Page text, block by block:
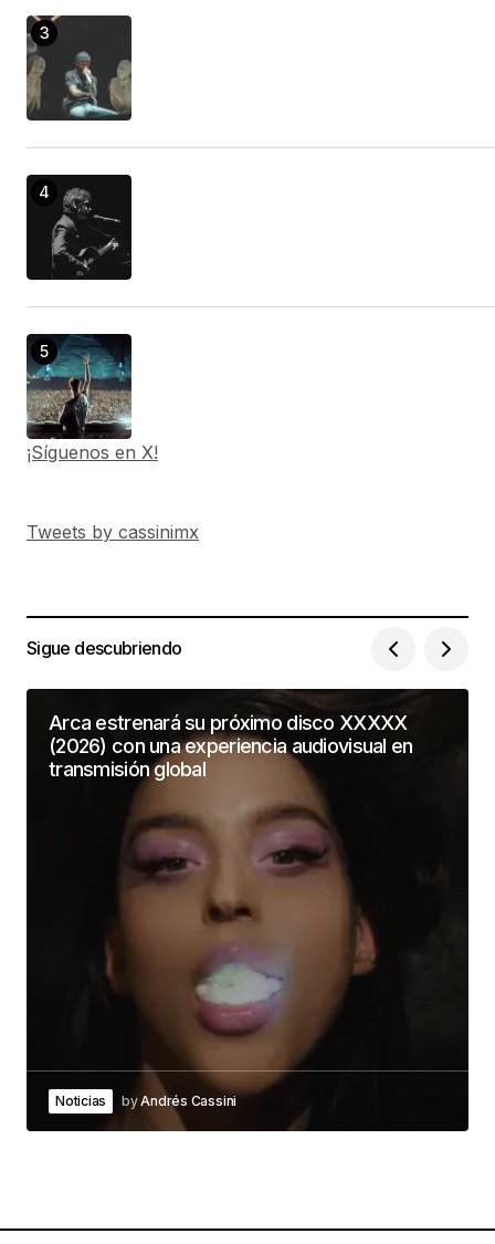
¡Síguenos en X!
Tweets by cassinimx
Sigue descubriendo
Arca estrenará su próximo disco XXXXX
(2026) con una experiencia audiovisual en
transmisión global
Noticias byAndrés Cassini